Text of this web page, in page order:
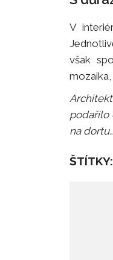
V
však
mozaika,
podařilo
na dortu…
ŠTÍTKY: